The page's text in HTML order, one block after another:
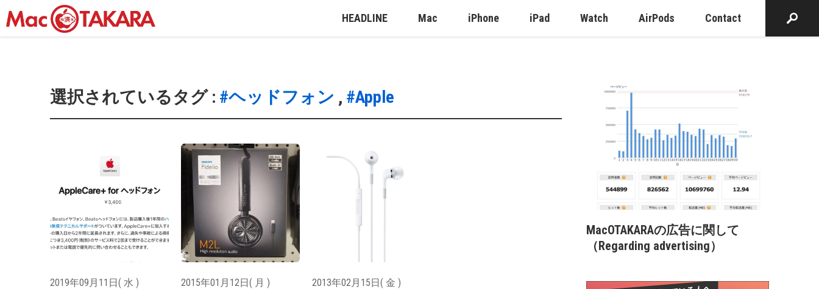
HEADLINE Mac iPhone iPad Watch AirPods Contact
選択されているタグ : #ヘッドフォン , #Apple
2019年09月11日( 水 ) 2015年01月12日( 月 ) 2013年02月15日( 金 )
MacOTAKARAの広告に関して
（Regarding advertising）